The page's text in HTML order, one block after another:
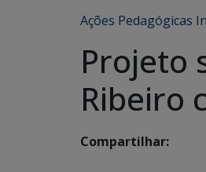
Ações Pedagógicas
Projeto
Ribeiro
Compartilhar: